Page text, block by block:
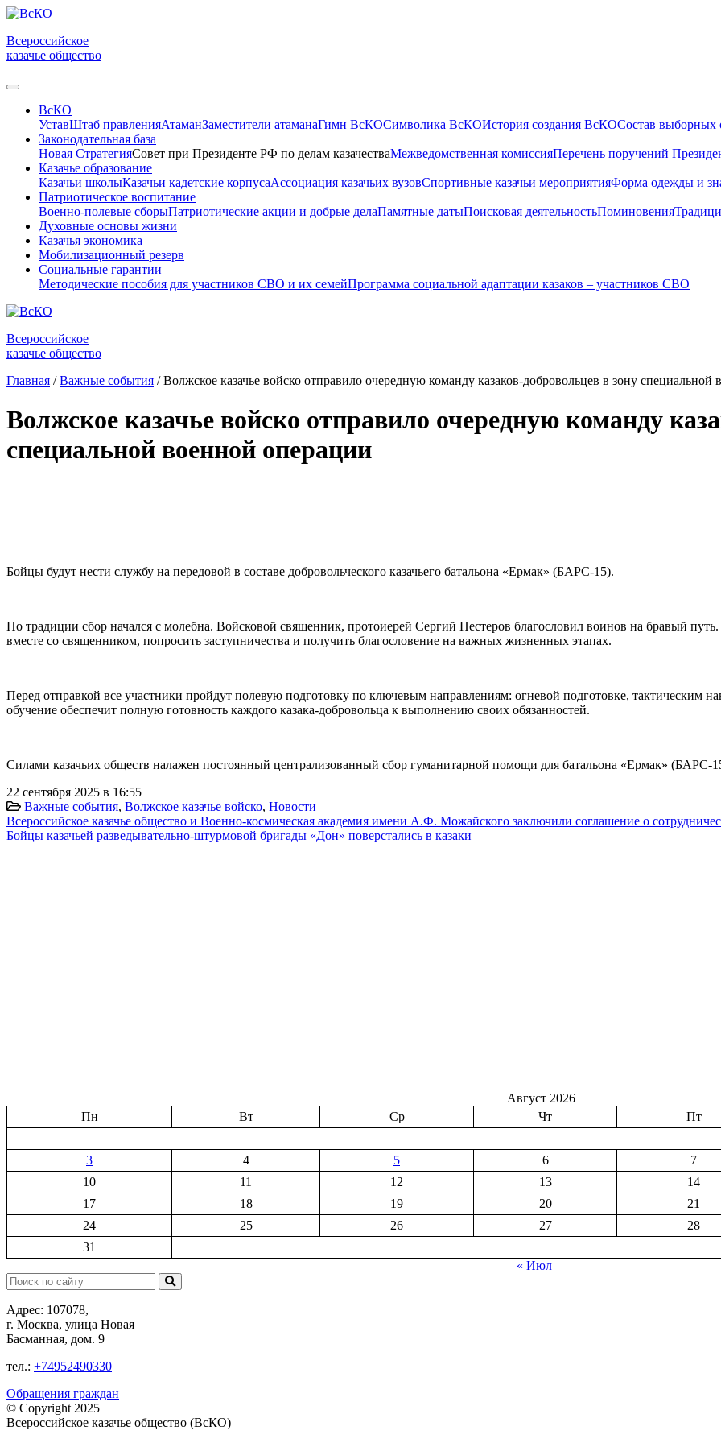
Всероссийское
казачье общество
ВсКО
УставШтаб правленияАтаманЗаместители атаманаГимн ВсКОСимволика ВсКОИстория создания ВсКОСостав выборных
Законодательная база
Новая СтратегияСовет при Президенте РФ по делам казачестваМежведомственная комиссияПеречень поручений
Казачье образование
Казачьи школыКазачьи кадетские корпусаАссоциация казачьих вузовСпортивные казачьи мероприятияФорма одежды и
Патриотическое воспитание
Военно-полевые сборыПатриотические акции и добрые делаПамятные датыПоисковая деятельностьПоминовения
Духовные основы жизни
Казачья экономика
Мобилизационный резерв
Социальные гарантии
Методические пособия для участников СВО и их семейПрограмма социальной адаптации казаков – участников СВО
Всероссийское
казачье общество
Главная / Важные события / Волжское казачье войско отправило очередную команду казаков-добровольцев в зону специальной
Волжское казачье войско отправило очередную команду
специальной военной операции
Бойцы будут нести службу на передовой в составе добровольческого казачьего батальона «Ермак» (БАРС-15).
По традиции сбор начался с молебна. Войсковой священник, протоиерей Сергий Нестеров благословил воинов на бравый
вместе со священником, попросить заступничества и получить благословение на важных жизненных этапах.
Перед отправкой все участники пройдут полевую подготовку по ключевым направлениям: огневой подготовке,
обучение обеспечит полную готовность каждого казака-добровольца к выполнению своих обязанностей.
Силами казачьих обществ налажен постоянный централизованный сбор гуманитарной помощи для батальона «Ермак» (БАРС-
22 сентября 2025 в 16:55
Важные события, Волжское казачье войско, Новости
Всероссийское казачье общество и Военно-космическая академия имени А.Ф. Можайского заключили соглашение о
Бойцы казачьей разведывательно-штурмовой бригады «Дон» поверстались в казаки
Август 2026
Пн
Вт Ср Чт Пт
3
4 5 6 7
10
11 12 13 14
17
18 19 20 21
24
25 26 27 28
31
« Июл
Поиск:
Адрес: 107078,
г. Москва, улица Новая
Басманная, дом. 9
тел.: +74952490330
Обращения граждан
© Copyright 2025
Всероссийское казачье общество (ВсКО)